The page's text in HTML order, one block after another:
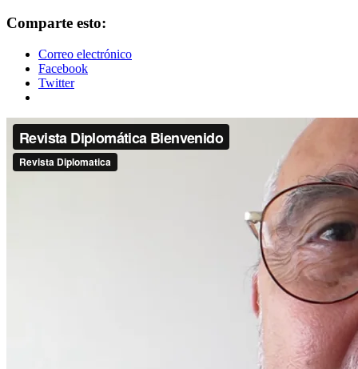
Comparte esto:
Correo electrónico
Facebook
Twitter